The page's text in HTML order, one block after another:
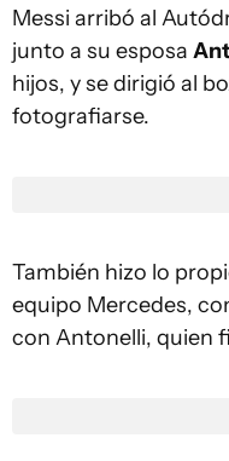
Messi arribó al
junto a su esposa
hijos, y se dirigió al
fotografiarse.
También hizo lo
equipo Mercedes,
con Antonelli, quien